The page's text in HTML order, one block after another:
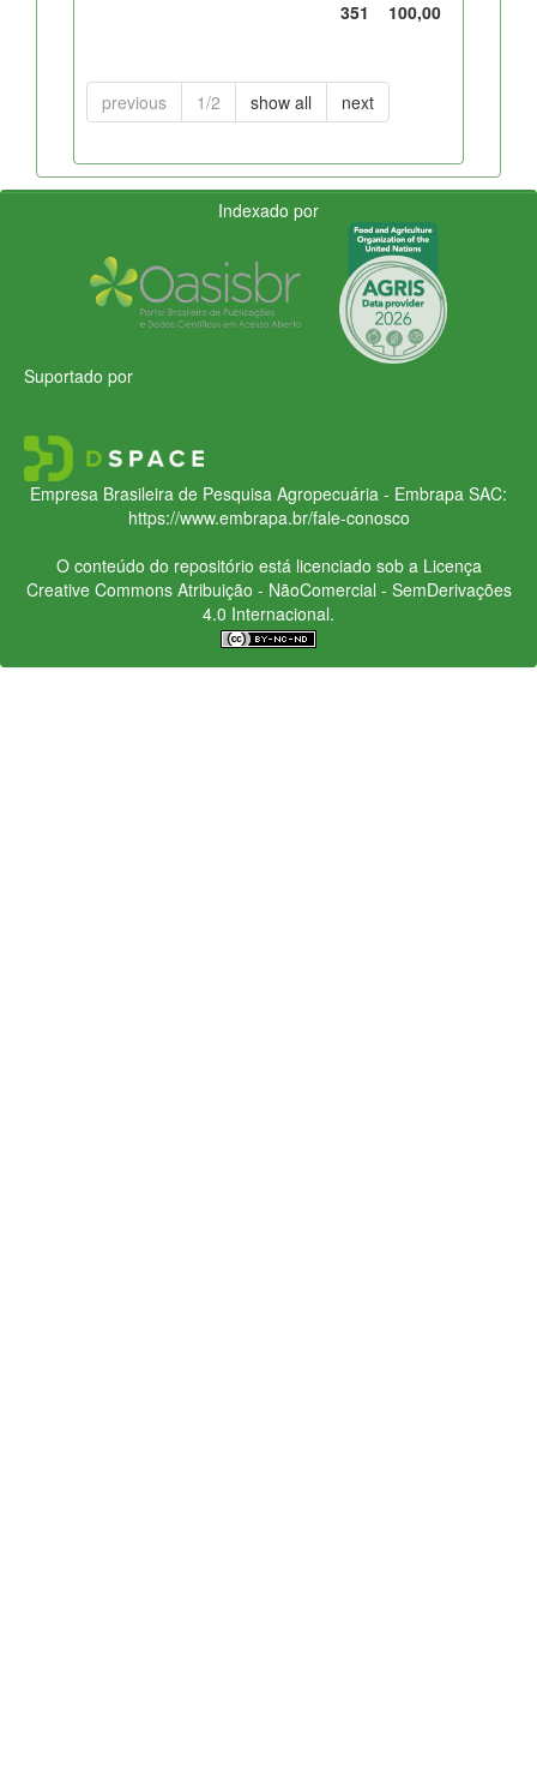
351
100,00
previous 1/2 show all next
Indexado por
Suportado por
Empresa Brasileira de Pesquisa Agropecuária - Embrapa SAC:
https://www.embrapa.br/fale-conosco
O conteúdo do repositório está licenciado sob a Licença
Creative CommonsAtribuição - NãoComercial - SemDerivações
4.0 Internacional.